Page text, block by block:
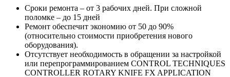
Сроки ремонта – от 3 рабочих дней. При сложной
поломке – до 15 дней
Ремонт обеспечит экономию от 50 до 90%
(относительно стоимости приобретения нового
оборудования).
Отсутствует необходимость в обращении за настройкой
или перепрограммированием CONTROL TECHNIQUES
CONTROLLER ROTARY KNIFE FX APPLICATION